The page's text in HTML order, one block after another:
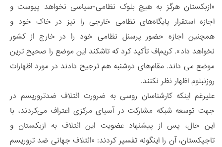
«ازبکستان هرگز به هیچ بلوک نظامی-سیاسی نخواهد پیوست و
اجازه استقرار پایگاه‌های نظامی خارجی را نیز در خاک خود و
همچنین اجازه حضور پرسنل نظامی خود را در خارج از کشور
نخواهد داد». کریم‌اف تأکید کرد که تاشکند این موضع را صحیح ترین
موضع می داند. مقام‌های دوشنبه هم ترجیح دادند در مورد اظهارات
روزنبلوم اظهار نظر نکنند.
علیرغم اینکه کارشناسان روسی به ضرورت ائتلاف ضدتروریسم در
جهت توسعه شبکه مشارکت در آسیای مرکزی اعتراف می‌کردند، با
این حال، پس از پیشنهاد عضویت این ائتلاف به ازبکستان و
تاجیکستان، آن را اینگونه تفسیر کردند: «ائتلاف جهانی ضد تروریسم